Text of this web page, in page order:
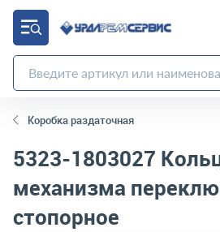
Коробка раздаточная
5323-1803027
механизма
стопорное